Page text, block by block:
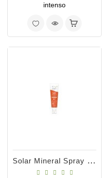
intenso
Solar Mineral Spray Familiar SPF50- 150ml